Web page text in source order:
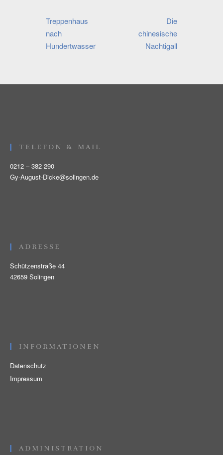
Beitragsnavigation
Treppenhaus
nach
Hundertwasser
Die
chinesische
Nachtigall
TELEFON & MAIL
0212 – 382 290
Gy-August-Dicke@solingen.de
ADRESSE
Schützenstraße 44
42659 Solingen
INFORMATIONEN
Datenschutz
Impressum
ADMINISTRATION